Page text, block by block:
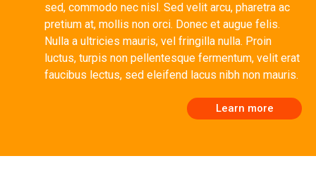
sed, commodo nec nisl. Sed velit arcu, pharetra ac
pretium at, mollis non orci. Donec et augue felis.
Nulla a ultricies mauris, vel fringilla nulla. Proin
luctus, turpis non pellentesque fermentum, velit erat
faucibus lectus, sed eleifend lacus nibh non mauris.
Learn more